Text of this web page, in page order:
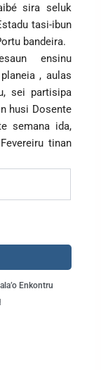
sira seluk
tasi-ibun
bandeira.
ensinu
, aulas
sei partisipa
husi Dosente
semana ida,
tinan
Enkontru